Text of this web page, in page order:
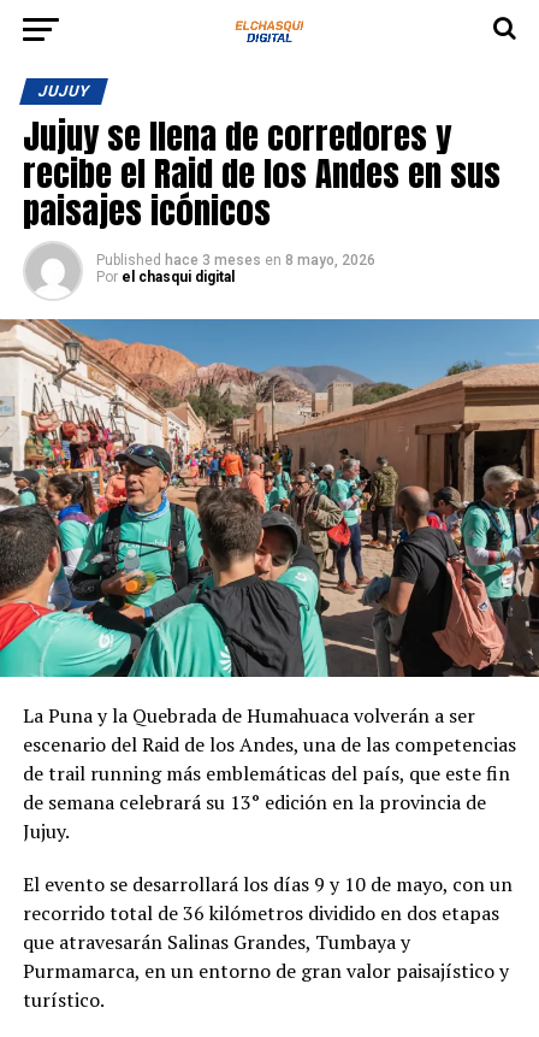
JUJUY
Jujuy se llena de corredores y
recibe el Raid de los Andes en sus
paisajes icónicos
Published hace 3 meses en 8 mayo, 2026
Por el chasqui digital
La Puna y la Quebrada de Humahuaca volverán a ser
escenario del Raid de los Andes, una de las competencias
de trail running más emblemáticas del país, que este fin
de semana celebrará su 13° edición en la provincia de
Jujuy.
El evento se desarrollará los días 9 y 10 de mayo, con un
recorrido total de 36 kilómetros dividido en dos etapas
que atravesarán Salinas Grandes, Tumbaya y
Purmamarca, en un entorno de gran valor paisajístico y
turístico.